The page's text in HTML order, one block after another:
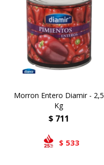
Morron Entero Diamir - 2,5
Kg
$ 711
$ 533